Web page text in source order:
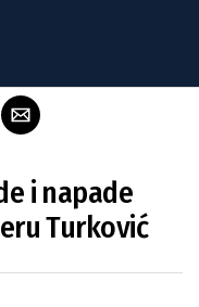
i napade
Turković